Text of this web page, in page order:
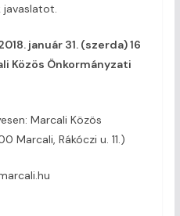
január 31. (szerda) 16
Közös Önkormányzati
Marcali Közös
Marcali, Rákóczi u. 11.)